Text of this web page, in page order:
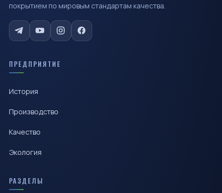
покрытием по мировым стандартам качества.
ПРЕДПРИЯТИЕ
История
Производство
Качество
Экология
РАЗДЕЛЫ